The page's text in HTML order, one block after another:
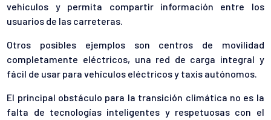
vehículos y permita compartir información entre los
usuarios de las carreteras.
Otros posibles ejemplos son centros de movilidad
completamente eléctricos, una red de carga integral y
fácil de usar para vehículos eléctricos y taxis autónomos.
El principal obstáculo para la transición climática no es la
falta de tecnologías inteligentes y respetuosas con el